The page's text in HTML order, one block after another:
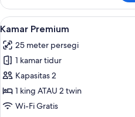
Suite
Junior
Lihat
semua
foto
untuk
Kamar
Premium
11
Kamar Premium
25 meter persegi
1 kamar tidur
Kapasitas 2
1 king ATAU 2 twin
Wi-Fi Gratis